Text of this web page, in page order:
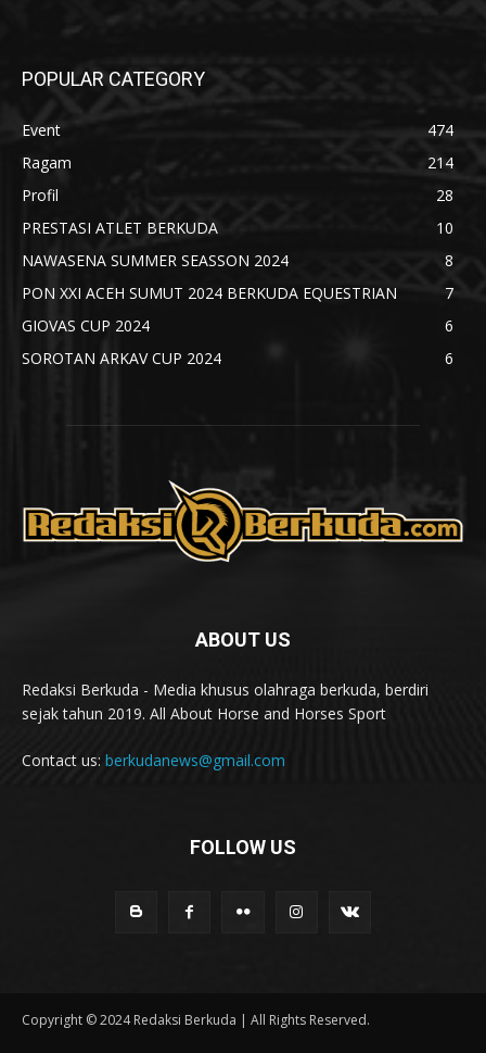
POPULAR CATEGORY
Event
474
Ragam
214
Profil
28
PRESTASI ATLET BERKUDA
10
NAWASENA SUMMER SEASSON 2024
8
PON XXI ACEH SUMUT 2024 BERKUDA EQUESTRIAN
7
GIOVAS CUP 2024
6
SOROTAN ARKAV CUP 2024
6
ABOUT US
Redaksi Berkuda - Media khusus olahraga berkuda, berdiri
sejak tahun 2019. All About Horse and Horses Sport
Contact us: berkudanews@gmail.com
FOLLOW US
Copyright © 2024 Redaksi Berkuda | All Rights Reserved.